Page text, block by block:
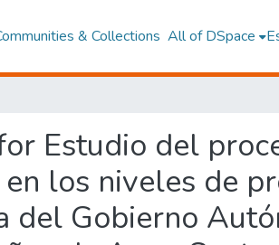
& Collections All of DSpace
Estudio del
los niveles de
del Gobierno